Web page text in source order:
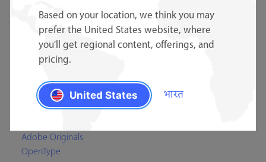
शिक्षण
Adobe Type डिज़ाइनर
Adobe Type टीम
नमूने टाइप करें
Adobe Originals
OpenType
Based on your location, we think you may
prefer the United States website, where
you'll get regional content, offerings, and
pricing.
United States भारत